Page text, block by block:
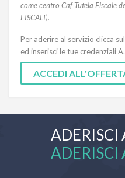
come centro Caf Tutela Fiscale
FISCALI).
Per aderire al servizio clicca
ed inserisci le tue credenziali
ACCEDI
ADERISCI
ADERISCI